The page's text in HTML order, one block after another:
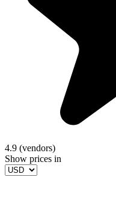
4.9 (vendors)
Show prices in